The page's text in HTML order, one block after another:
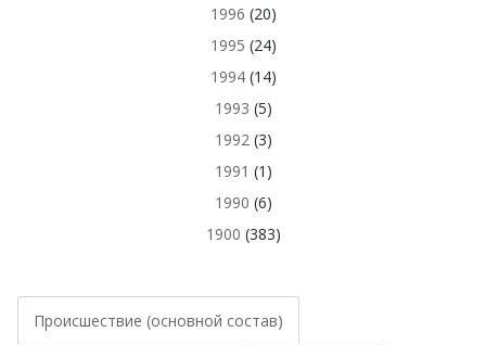
1996 (20)
1995 (24)
1994(14)
1993 (5)
1992(3)
1991 (1)
1990 (6)
1900 (383)
Происшествие (основной состав)